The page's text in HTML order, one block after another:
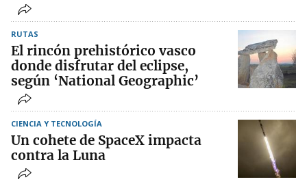
RUTAS
El rincón prehistórico vasco
donde disfrutar del eclipse,
según ‘National Geographic’
CIENCIA Y TECNOLOGÍA
Un cohete de SpaceX impacta
contra la Luna